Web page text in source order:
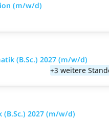
(m/w/d)
(B.Sc.) 2027 (m/w/d)
+3 weitere
2027 (m/w/d)